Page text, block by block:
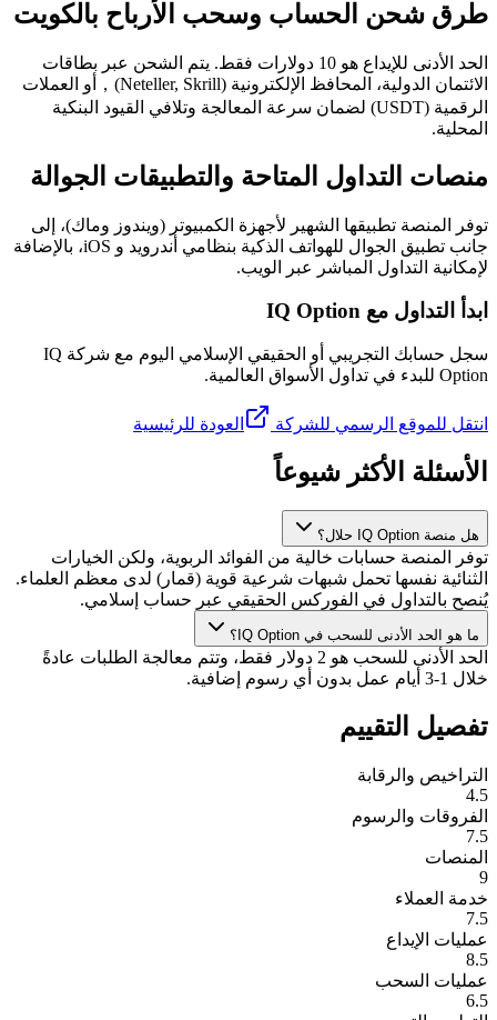
طرق شحن الحساب وسحب الأرباح بالكويت
الحد الأدنى للإيداع هو 10 دولارات فقط. يتم الشحن عبر بطاقات
الائتمان الدولية، المحافظ الإلكترونية (Neteller, Skrill)，أو العملات
الرقمية (USDT) لضمان سرعة المعالجة وتلافي القيود البنكية
المحلية.
منصات التداول المتاحة والتطبيقات الجوالة
توفر المنصة تطبيقها الشهير لأجهزة الكمبيوتر (ويندوز وماك)، إلى
جانب تطبيق الجوال للهواتف الذكية بنظامي أندرويد و iOS، بالإضافة
لإمكانية التداول المباشر عبر الويب.
ابدأ التداول مع IQ Option
سجل حسابك التجريبي أو الحقيقي الإسلامي اليوم مع شركة IQ
Option للبدء في تداول الأسواق العالمية.
انتقل للموقع الرسمي للشركة العودة للرئيسية
الأسئلة الأكثر شيوعاً
هل منصة IQ Option حلال؟
توفر المنصة حسابات خالية من الفوائد الربوية، ولكن الخيارات
الثنائية نفسها تحمل شبهات شرعية قوية (قمار) لدى معظم العلماء.
يُنصح بالتداول في الفوركس الحقيقي عبر حساب إسلامي.
ما هو الحد الأدنى للسحب في IQ Option؟
الحد الأدنى للسحب هو 2 دولار فقط، وتتم معالجة الطلبات عادةً
خلال 1-3 أيام عمل بدون أي رسوم إضافية.
تفصيل التقييم
التراخيص والرقابة
4.5
الفروقات والرسوم
7.5
المنصات
9
خدمة العملاء
7.5
عمليات الإيداع
8.5
عمليات السحب
6.5